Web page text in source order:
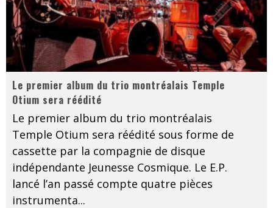
Le premier album du trio montréalais Temple
Otium sera réédité
Le premier album du trio montréalais
Temple Otium sera réédité sous forme de
cassette par la compagnie de disque
indépendante Jeunesse Cosmique. Le E.P.
lancé l’an passé compte quatre pièces
instrumenta...